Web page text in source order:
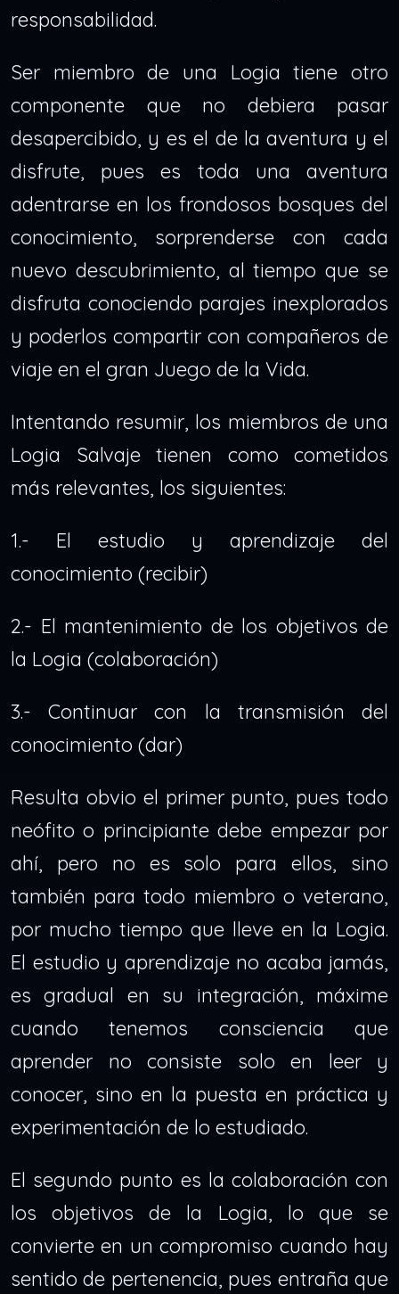
responsabilidad.
Ser miembro de una Logia tiene otro
componente que no debiera pasar
desapercibido, y es el de la aventura y el
disfrute, pues es toda una aventura
adentrarse en los frondosos bosques del
conocimiento, sorprenderse con cada
nuevo descubrimiento, al tiempo que se
disfruta conociendo parajes inexplorados
y poderlos compartir con compañeros de
viaje en el gran Juego de la Vida.
Intentando resumir, los miembros de una
Logia Salvaje tienen como cometidos
más relevantes, los siguientes:
1.- El estudio y aprendizaje del
conocimiento (recibir)
2.- El mantenimiento de los objetivos de
la Logia (colaboración)
3.- Continuar con la transmisión del
conocimiento (dar)
Resulta obvio el primer punto, pues todo
neófito o principiante debe empezar por
ahí, pero no es solo para ellos, sino
también para todo miembro o veterano,
por mucho tiempo que lleve en la Logia.
El estudio y aprendizaje no acaba jamás,
es gradual en su integración, máxime
cuando tenemos consciencia que
aprender no consiste solo en leer y
conocer, sino en la puesta en práctica y
experimentación de lo estudiado.
El segundo punto es la colaboración con
los objetivos de la Logia, lo que se
convierte en un compromiso cuando hay
sentido de pertenencia, pues entraña que